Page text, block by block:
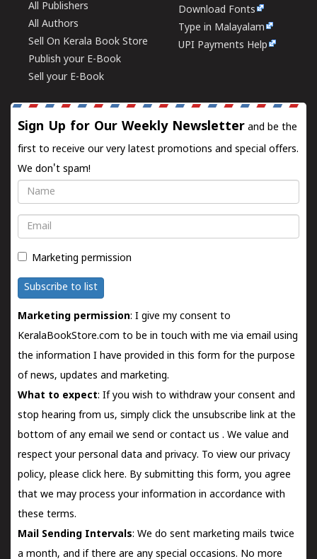
All Publishers
All Authors
Sell On Kerala Book Store
Publish your E-Book
Sell your E-Book
Download Fonts
Type in Malayalam
UPI Payments Help
Sign Up for Our Weekly Newsletter and be the
first to receive our very latest promotions and special offers.
We don't spam!
Name
Email
Marketing permission
Subscribe to list
Marketing permission: I give my consent to
KeralaBookStore.com to be in touch with me via email using
the information I have provided in this form for the purpose
of news, updates and marketing.
What to expect: If you wish to withdraw your consent and
stop hearing from us, simply click the unsubscribe link at the
bottom of any email we send orcontact us . We value and
respect your personal data and privacy. To view our privacy
policy, please click here. By submitting this form, you agree
that we may process your information in accordance with
these terms.
Mail Sending Intervals: We do sent marketing mails twice
a month, and if there are any special occasions. No more